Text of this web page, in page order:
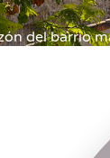
del barrio